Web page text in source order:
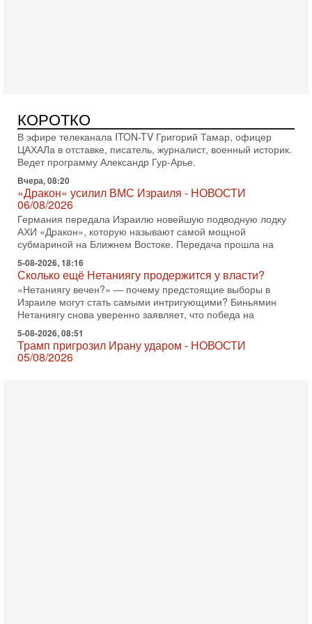
КОРОТКО
ЦАХАЛа в отставке, писатель, журналист, военный историк.
Ведет программу Александр Гур-Арье.
Вчера, 08:20
«Дракон» усилил ВМС Израиля - НОВОСТИ
06/08/2026
Германия передала Израилю новейшую подводную лодку
АХИ «Дракон», которую называют самой мощной
субмариной на Ближнем Востоке. Передача прошла на
5-08-2026, 18:16
Сколько ещё Нетаниягу продержится у власти?
«Нетаниягу вечен?» — почему предстоящие выборы в
Израиле могут стать самыми интригующими? Биньямин
Нетаниягу снова уверенно заявляет, что победа на
5-08-2026, 08:51
Трамп пригрозил Ирану ударом - НОВОСТИ
05/08/2026
Президент США Дональд Трамп сегодня заявил, что
Ормузский пролив может быть открыт «очень скоро». По